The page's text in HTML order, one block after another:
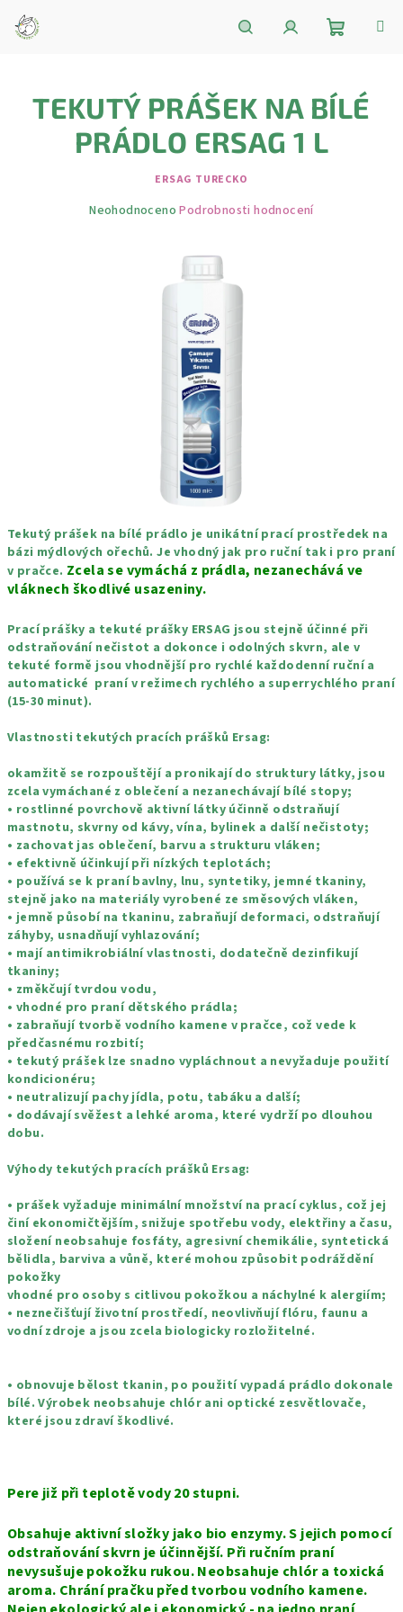
obsah
košík
Tekutý prášek na bílé prádlo je unikátní prací prostředek na
bázi mýdlových ořechů. Je vhodný jak pro ruční tak i pro praní
v pračce. Zcela se vymáchá z prádla, nezanechává ve
vláknech škodlivé usazeniny.
Prací prášky a tekuté prášky ERSAG jsou stejně účinné při
odstraňování nečistot a dokonce i odolných skvrn, ale v
tekuté formě jsou vhodnější pro rychlé každodenní ruční a
automatické praní v režimech rychlého a superrychlého praní
(15-30 minut).
Vlastnosti tekutých pracích prášků Ersag:
okamžitě se rozpouštějí a pronikají do struktury látky, jsou
zcela vymáchané z oblečení a nezanechávají bílé stopy;
• rostlinné povrchově aktivní látky účinně odstraňují
mastnotu, skvrny od kávy, vína, bylinek a další nečistoty;
• zachovat jas oblečení, barvu a strukturu vláken;
• efektivně účinkují při nízkých teplotách;
• používá se k praní bavlny, lnu, syntetiky,jemné tkaniny,
stejně jako na materiály vyrobené ze směsových vláken,
• jemně působí na tkaninu, zabraňují deformaci, odstraňují
záhyby, usnadňují vyhlazování;
• mají antimikrobiální vlastnosti, dodatečně dezinfikují
tkaniny;
• změkčují tvrdou vodu,
• vhodné pro praní dětského prádla;
• zabraňují tvorbě vodního kamene v pračce, což vede k
předčasnému rozbití;
• tekutý prášek lze snadno vypláchnout a nevyžaduje použití
kondicionéru;
• neutralizují pachy jídla, potu, tabáku a další;
• dodávají svěžest a lehké aroma, které vydrží po dlouhou
dobu.
Výhody tekutých pracích prášků Ersag:
• prášek vyžaduje minimální množství na prací cyklus, což jej
činí ekonomičtějším, snižuje spotřebu vody, elektřiny a času,
složení neobsahuje fosfáty, agresivní chemikálie, syntetická
bělidla, barviva a vůně, které mohou způsobit podráždění
pokožky
vhodné pro osoby s citlivou pokožkou a náchylné k alergiím;
• neznečišťují životní prostředí, neovlivňují flóru, faunu a
vodní zdroje a jsou zcela biologicky rozložitelné.
• obnovuje bělost tkanin, po použití vypadá prádlo dokonale
bílé. Výrobek neobsahuje chlór ani optické zesvětlovače,
které jsou zdraví škodlivé.
Pere již při teplotě vody 20 stupni.
Obsahuje aktivní složky jako bio enzymy. S jejich pomocí
odstraňování skvrn je účinnější. Při ručním praní
nevysušuje pokožku rukou.Neobsahuje chlór a toxická
aroma. Chrání pračku před tvorbou vodního kamene.
TEKUTÝ PRÁŠEK NA BÍLÉ
PRÁDLO ERSAG 1 L
ERSAG TURECKO
Průměrné
Neohodnoceno Podrobnosti hodnocení